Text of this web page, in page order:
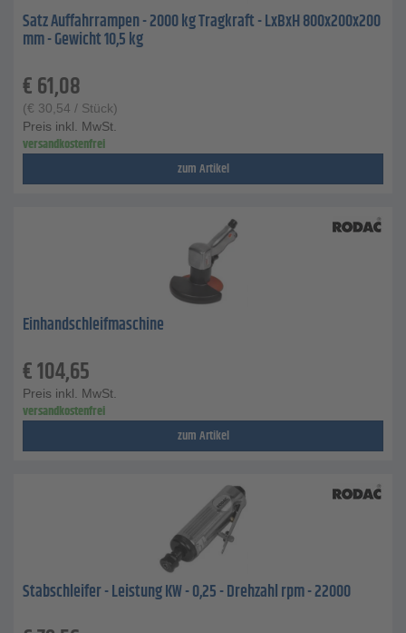
Satz Auffahrrampen - 2000 kg Tragkraft - LxBxH 800x200x200
mm - Gewicht 10,5 kg
€61,08
(€ 30,54 / Stück)
Preis inkl. MwSt.
versandkostenfrei
zum Artikel
Einhandschleifmaschine
€104,65
Preis inkl. MwSt.
versandkostenfrei
zum Artikel
Stabschleifer - Leistung KW - 0,25 - Drehzahl rpm - 22000